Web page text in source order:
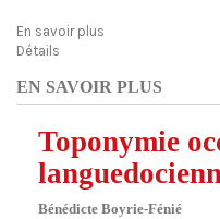
En savoir plus
Détails
EN SAVOIR PLUS
Toponymie
Bénédicte Boyrie-Fénié